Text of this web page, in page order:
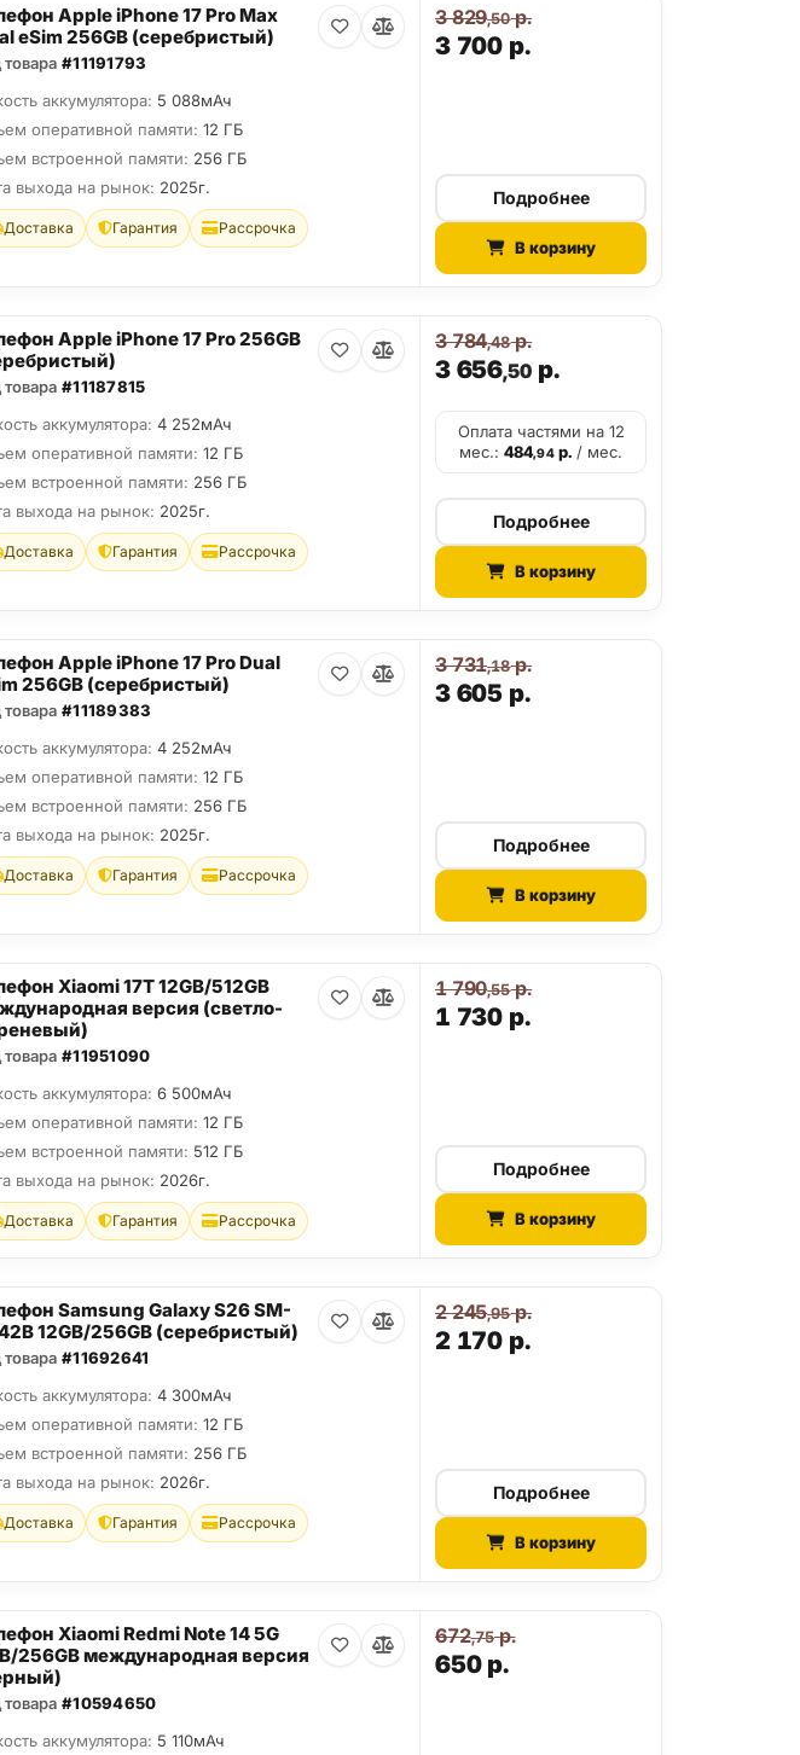
Apple iPhone 17 Pro Max
eSim 256GB (серебристый)
товара #11191793
аккумулятора: 5 088мАч
оперативной памяти: 12 ГБ
встроенной памяти: 256 ГБ
выхода на рынок: 2025г.
Доставка Гарантия Рассрочка
3 700 р.
3 829,50р.
Подробнее
В корзину
Apple iPhone 17 Pro 256GB
товара #11187815
аккумулятора: 4 252мАч
оперативной памяти: 12 ГБ
встроенной памяти: 256 ГБ
выхода на рынок: 2025г.
Доставка Гарантия Рассрочка
3 656,50 р.
3 784,48р.
Оплата частями на 12
мес.:484,94р./ мес.
Подробнее
В корзину
Apple iPhone 17 Pro Dual
256GB (серебристый)
товара #11189383
аккумулятора: 4 252мАч
оперативной памяти: 12 ГБ
встроенной памяти: 256 ГБ
выхода на рынок: 2025г.
Доставка Гарантия Рассрочка
3 605 р.
3 731,18р.
Подробнее
В корзину
Xiaomi 17T 12GB/512GB
версия (светло-
товара #11951090
аккумулятора: 6 500мАч
оперативной памяти: 12 ГБ
встроенной памяти: 512 ГБ
выхода на рынок: 2026г.
Доставка Гарантия Рассрочка
1 730 р.
1 790,55р.
Подробнее
В корзину
Samsung Galaxy S26 SM-
12GB/256GB (серебристый)
товара #11692641
аккумулятора: 4 300мАч
оперативной памяти: 12 ГБ
встроенной памяти: 256 ГБ
выхода на рынок: 2026г.
Доставка Гарантия Рассрочка
2 170 р.
2 245,95р.
Подробнее
В корзину
Xiaomi Redmi Note 14 5G
256GB международная версия
товара #10594650
аккумулятора: 5 110мАч
650р.
672,75р.